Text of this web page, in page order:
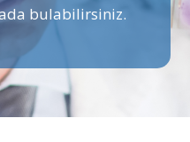
bulabilirsiniz.